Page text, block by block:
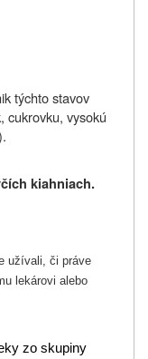
týchto stavov
cukrovku, vysokú
kiahniach.
užívali, či práve
lekárovi alebo
zo skupiny